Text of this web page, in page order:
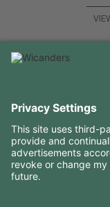
RESSOURCES
CONTACTS